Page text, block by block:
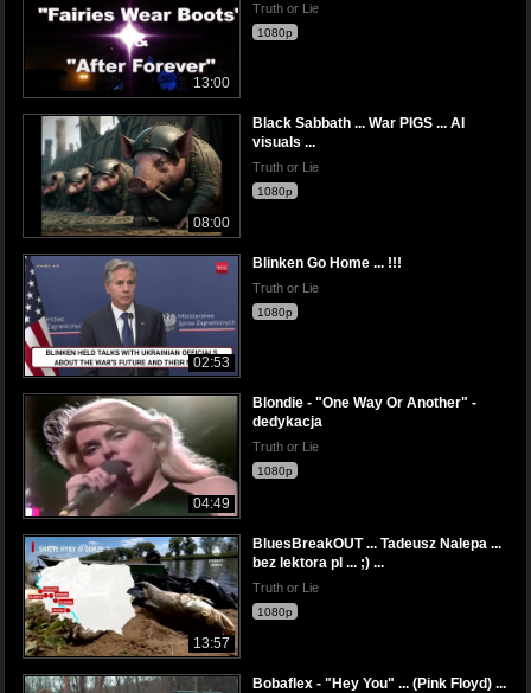
13:00
Truth or Lie
1080p
08:00
Black Sabbath ... War PIGS ... AI
visuals ...
Truth or Lie
1080p
02:53
Blinken Go Home ... !!!
Truth or Lie
1080p
04:49
Blondie - "One Way Or Another" -
dedykacja
Truth or Lie
1080p
13:57
BluesBreakOUT ... Tadeusz Nalepa ...
bez lektora pl ... ;) ...
Truth or Lie
1080p
Bobaflex - "Hey You" ... (Pink Floyd) ...